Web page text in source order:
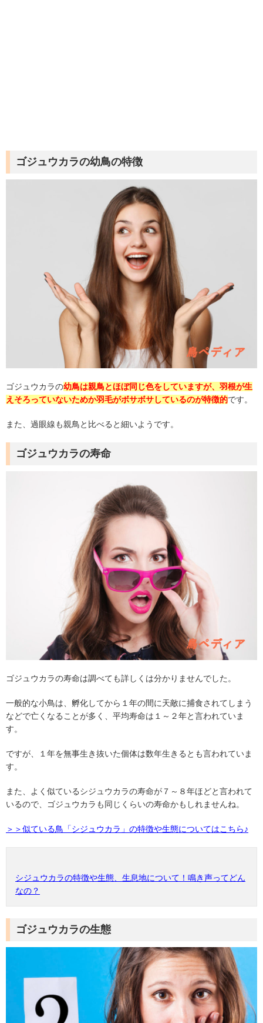
ゴジュウカラの幼鳥の特徴
ゴジュウカラの幼鳥は親鳥とほぼ同じ色をしていますが、羽根が生
えそろっていないためか羽毛がボサボサしているのが特徴的です。
また、過眼線も親鳥と比べると細いようです。
ゴジュウカラの寿命
ゴジュウカラの寿命は調べても詳しくは分かりませんでした。
一般的な小鳥は、孵化してから１年の間に天敵に捕食されてしまう
などで亡くなることが多く、平均寿命は１～２年と言われていま
す。
ですが、１年を無事生き抜いた個体は数年生きるとも言われていま
す。
また、よく似ているシジュウカラの寿命が７～８年ほどと言われて
いるので、ゴジュウカラも同じくらいの寿命かもしれませんね。
＞＞似ている鳥「シジュウカラ」の特徴や生態についてはこちら♪
シジュウカラの特徴や生態、生息地について！鳴き声ってどん
なの？
ゴジュウカラの生態